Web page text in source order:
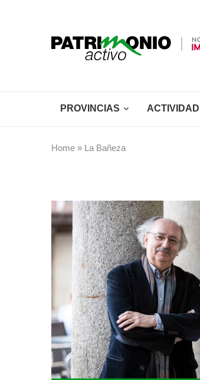
PROVINCIAS ACTIVIDAD
Home » La Bañeza